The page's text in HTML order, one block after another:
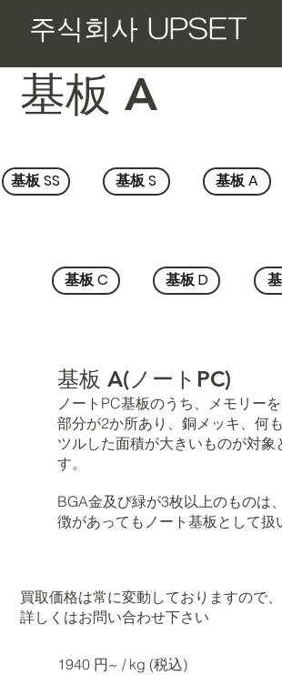
​주식회사 UPSET
基板 A(ノートPC)
買取価格は常に変動しておりますので、
詳しくはお問い合わせ下さい
1940 円~ / kg (税込)
ノートPC基板のうち、メモリー
部分が2か所あり、銅メッキ、何
ツルした面積が大きいものが対象
す。
BGA金及び緑が3枚以上のものは
徴があってもノート基板として扱
基板 A
基板 SS 基板 S 基板 A
基板 C 基板 D